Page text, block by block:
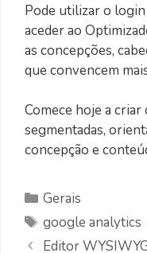
Pode utilizar o
aceder ao
as concepções,
que convencem
Comece hoje a
segmentadas,
concepção e
Categorias
Gerais
Etiquetas
google analytics
Editor